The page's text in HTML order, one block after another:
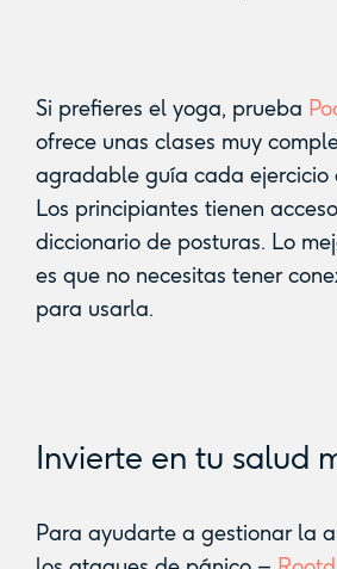
Si prefieres el yoga, prueba
ofrece unas clases muy
agradable guía cada ejercicio
Los principiantes tienen
diccionario de posturas. Lo
es que no necesitas tener
para usarla.
Invierte en tu salud
Para ayudarte a gestionar la